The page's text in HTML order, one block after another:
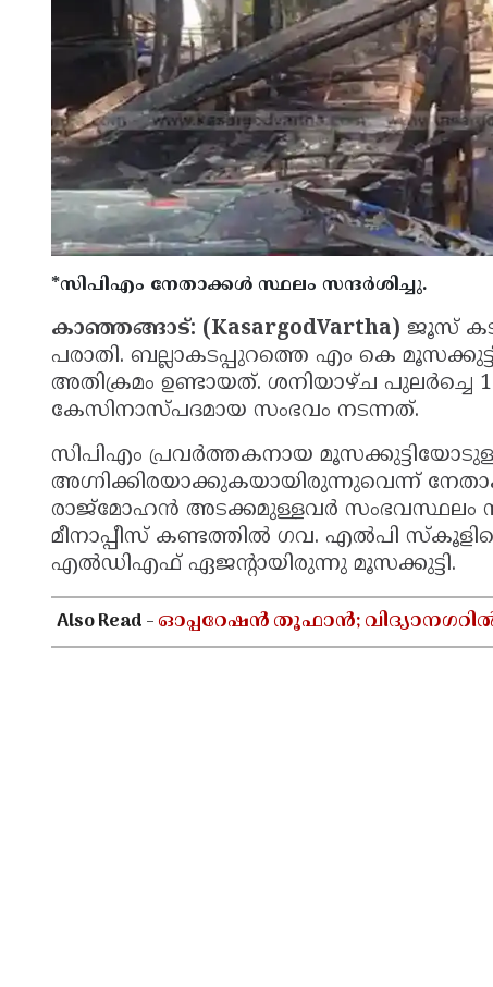
*സിപിഎം നേതാക്കൾ സ്ഥലം സന്ദർശിച്ചു.
കാഞ്ഞങ്ങാട്: (KasargodVartha) ജൂസ് കട
പരാതി. ബല്ലാകടപ്പുറത്തെ എം കെ
അതിക്രമം ഉണ്ടായത്. ശനിയാഴ്ച പുലർച്ചെ
കേസിനാസ്പദമായ സംഭവം നടന്നത്.
സിപിഎം പ്രവർത്തകനായ
അഗ്നിക്കിരയാക്കുകയായിരുന്നുവെന്ന്
രാജ്മോഹൻ അടക്കമുള്ളവർ സംഭവസ്ഥലം
മീനാപ്പീസ് കണ്ടത്തിൽ ഗവ. എൽപി
എൽഡിഎഫ് ഏജന്റായിരുന്നു മൂസക്കുട്ടി.
Also Read -ഓപ്പറേഷൻ തൂഫാൻ;